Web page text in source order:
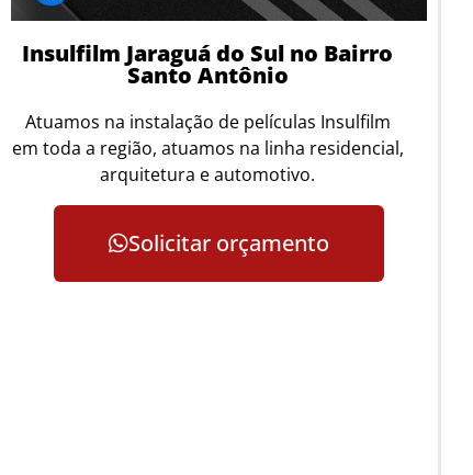
Insulfilm Jaraguá do Sul no Bairro
Santo Antônio
Atuamos na instalação de películas Insulfilm
em toda a região, atuamos na linha residencial,
arquitetura e automotivo.
Solicitar orçamento